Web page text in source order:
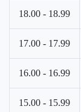
18.00 - 18.99
17.00 - 17.99
16.00 - 16.99
15.00 - 15.99